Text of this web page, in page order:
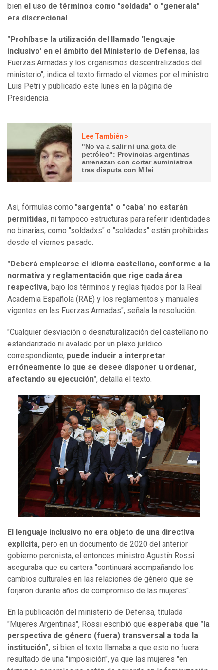
bien el uso de términos como "soldada" o "generala"
era discrecional.
"Prohíbase la utilización del llamado 'lenguaje
inclusivo' en el ámbito del Ministerio de Defensa, las
Fuerzas Armadas y los organismos descentralizados del
ministerio", indica el texto firmado el viernes por el ministro
Luis Petri y publicado este lunes en la página de
Presidencia.
Lee También >
"No va a salir ni una gota de
petróleo": Provincias argentinas
amenazan con cortar suministros
tras disputa con Milei
Así, fórmulas como "sargenta" o "caba" no estarán
permitidas, ni tampoco estructuras para referir identidades
no binarias, como "soldadxs" o "soldades" están prohibidas
desde el viernes pasado.
"Deberá emplearse el idioma castellano, conforme a la
normativa y reglamentación que rige cada área
respectiva, bajo los términos y reglas fijados por la Real
Academia Española (RAE) y los reglamentos y manuales
vigentes en las Fuerzas Armadas", señala la resolución.
"Cualquier desviación o desnaturalización del castellano no
estandarizado ni avalado por un plexo jurídico
correspondiente, puede inducir a interpretar
erróneamente lo que se desee disponer u ordenar,
afectando su ejecución", detalla el texto.
El lenguaje inclusivo no era objeto de una directiva
explícita, pero en un documento de 2020 del anterior
gobierno peronista, el entonces ministro Agustín Rossi
aseguraba que su cartera "continuará acompañando los
cambios culturales en las relaciones de género que se
forjaron durante años de compromiso de las mujeres".
En la publicación del ministerio de Defensa, titulada
"Mujeres Argentinas", Rossi escribió que esperaba que "la
perspectiva de género (fuera) transversal a toda la
institución", si bien el texto llamaba a que esto no fuera
resultado de una "imposición", ya que las mujeres "en